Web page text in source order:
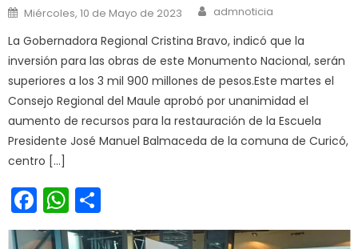
Posted on
Miércoles, 10 de Mayo de 2023 Author
admnoticia
La Gobernadora Regional Cristina Bravo, indicó que la
inversión para las obras de este Monumento Nacional, serán
superiores a los 3 mil 900 millones de pesos.Este martes el
Consejo Regional del Maule aprobó por unanimidad el
aumento de recursos para la restauración de la Escuela
Presidente José Manuel Balmaceda de la comuna de Curicó,
centro […]
Facebook
WhatsApp